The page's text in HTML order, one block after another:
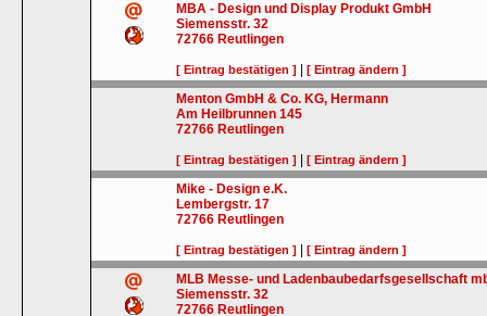
MBA - Design und Display Produkt GmbH
Siemensstr. 32
72766 Reutlingen
[ Eintrag bestätigen ] |[ Eintrag ändern ]
Menton GmbH & Co. KG, Hermann
Am Heilbrunnen 145
72766 Reutlingen
[ Eintrag bestätigen ] |[ Eintrag ändern ]
Mike - Design e.K.
Lembergstr. 17
72766 Reutlingen
[ Eintrag bestätigen ] |[ Eintrag ändern ]
MLB Messe- und Ladenbaubedarfsgesellschaft
Siemensstr. 32
72766 Reutlingen